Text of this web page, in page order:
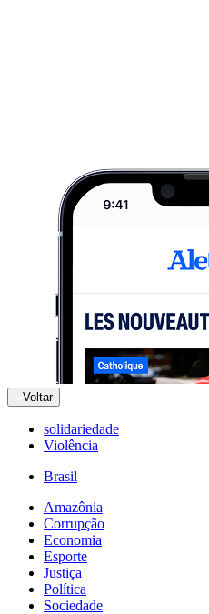
Voltar
solidariedade
Violência
Brasil
Amazônia
Corrupção
Economia
Esporte
Justiça
Política
Sociedade